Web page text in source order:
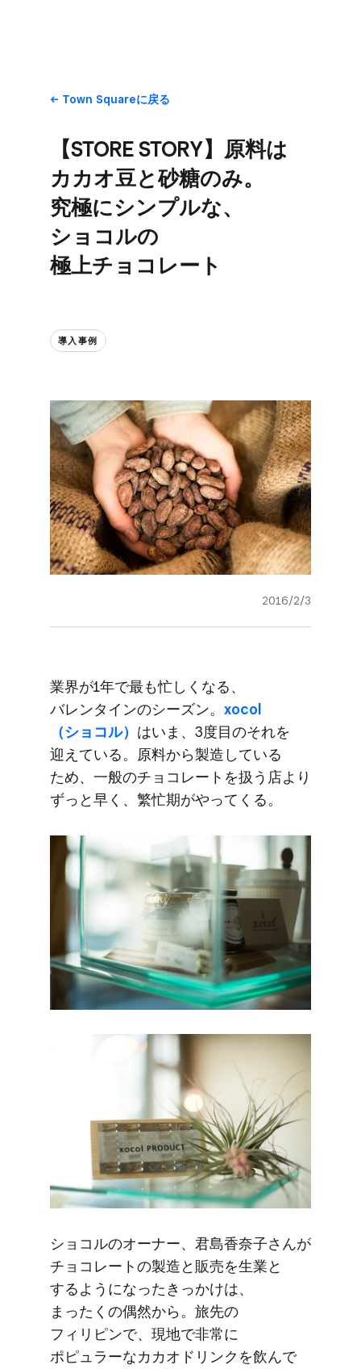
Town Squareに​戻る
【STORE STORY】原料は​
カカオ豆と​砂糖のみ。​
究極に​シンプルな、​
ショコルの​
極上チョコレート
導入事例
2016/2/3
業界が​1年で​最も​忙しくなる、​
バレンタインの​シーズン。 ​xocol​
（ショコル） は​いま、​3度目の​それを​
迎えている。​原料から​製造している​
ため、​一般の​チョコレートを​扱う​店より​
ずっと​早く、​繁忙期が​やってくる。
ショコルの​オーナー、​君島香奈子さんが​
チョコレートの​製造と​販売を​生業と​
するようになった​きっかけは、​
まったくの​偶然から。​旅先の​
フィリピンで、​現地で​非常に​
ポピュラーな​カカオドリンクを​飲んで​